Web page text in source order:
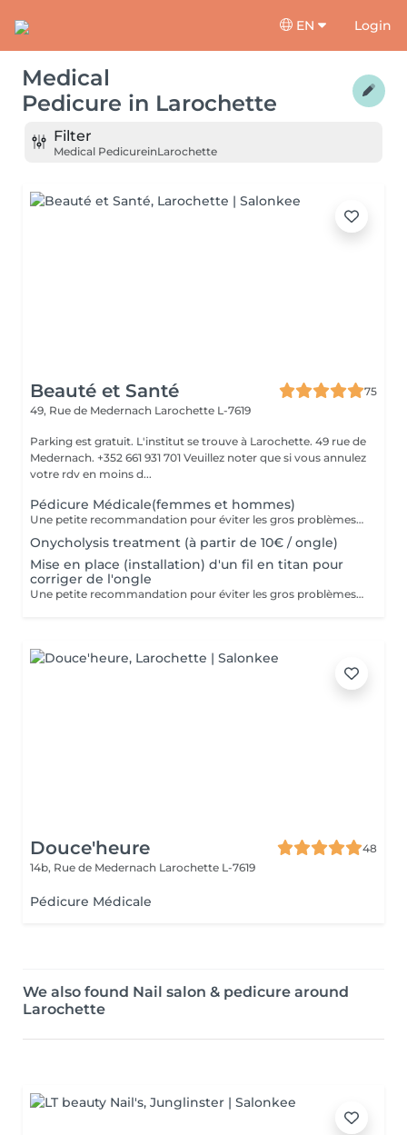
EN Login
Medical
Pedicure in Larochette
Filter
Medical PedicureinLarochette
Beauté et Santé
75
49, Rue de Medernach Larochette L-7619
Parking est gratuit. L'institut se trouve à Larochette. 49 rue de
Medernach. +352 661 931 701 Veuillez noter que si vous annulez
votre rdv en moins d...
Pédicure Médicale(femmes et hommes)
Une petite recommandation pour éviter les gros problèmes: 1. Nous corrigeons la longueur des ongles avec une lime à ongles pour ongles naturels au moins une fois par semaine. 2. Nous n'arrondissons, ni ne coupons les coins ! 3. La forme des ongles de pied est un carré mou (ni rond, ni ovale) Pour courir, il vous faut : 1. Choisire des chaussures en tenant compte des nuances de la structure de votre pied! 2. Vérifier systématiquement la longueur des ongles! 3. Consulter un orthopédiste s'il y a des déformations visibles. Dans le cas contraire, courir apportera plus de problèmes que de bien. Prenez soin de votre santé!
Onycholysis treatment (à partir de 10€ / ongle)
Mise en place (installation) d'un fil en titan pour
corriger de l'ongle
Une petite recommandation pour éviter les gros problèmes: 1. Nous corrigeons la longueur des ongles avec une lime à ongles pour ongles naturels au moins une fois par semaine. 2. Nous n'arrondissons, ni ne coupons les coins! 3. La forme des ongles de pied est un carré mou (ni rond, ni ovale)!
Douce'heure
48
14b, Rue de Medernach Larochette L-7619
Pédicure Médicale
We also found Nail salon & pedicure around
Larochette